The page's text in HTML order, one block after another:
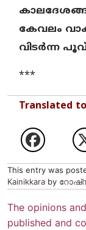
കേവലം
വിടർന്ന
***
Translated
This entry was
Kainikkara by
The opinions
published and